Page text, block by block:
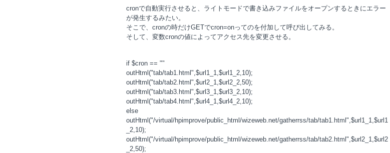
cronで自動実行させると、ライトモードで書き込みファイルをオープンするときにエラー
が発生するみたい。
そこで、cronの時だけGETでcron=onってのを付加して呼び出してみる。
そして、変数cronの値によってアクセス先を変更させる。
if $cron == ""
outHtml("tab/tab1.html",$url1_1,$url1_2,10);
outHtml("tab/tab2.html",$url2_1,$url2_2,50);
outHtml("tab/tab3.html",$url3_1,$url3_2,10);
outHtml("tab/tab4.html",$url4_1,$url4_2,10);
else
outHtml("/virtual/hpimprove/public_html/wizeweb.net/gatherrss/tab/tab1.html",$url1_1,$url1
_2,10);
outHtml("/virtual/hpimprove/public_html/wizeweb.net/gatherrss/tab/tab2.html",$url2_1,$url2
_2,50);